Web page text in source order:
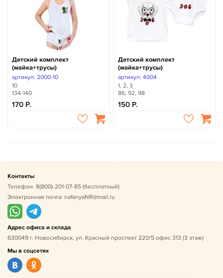
Детский комплект
(майка+трусы)
артикул: 2000-10
10
134-140
170
Детский комплект
(майка+трусы)
артикул: 4004
1, 2, 3
86, 92, 98
150
Контакты
Телефон: 8(800)-201-07-85 (бесплатный)
Электронная почта: nafanyaNR@mail.ru
Адрес офиса и склада
630049 г. Новосибирск, ул. Красный проспект 220/5 офис 313 (3 этаж)
Мы в соцсетях